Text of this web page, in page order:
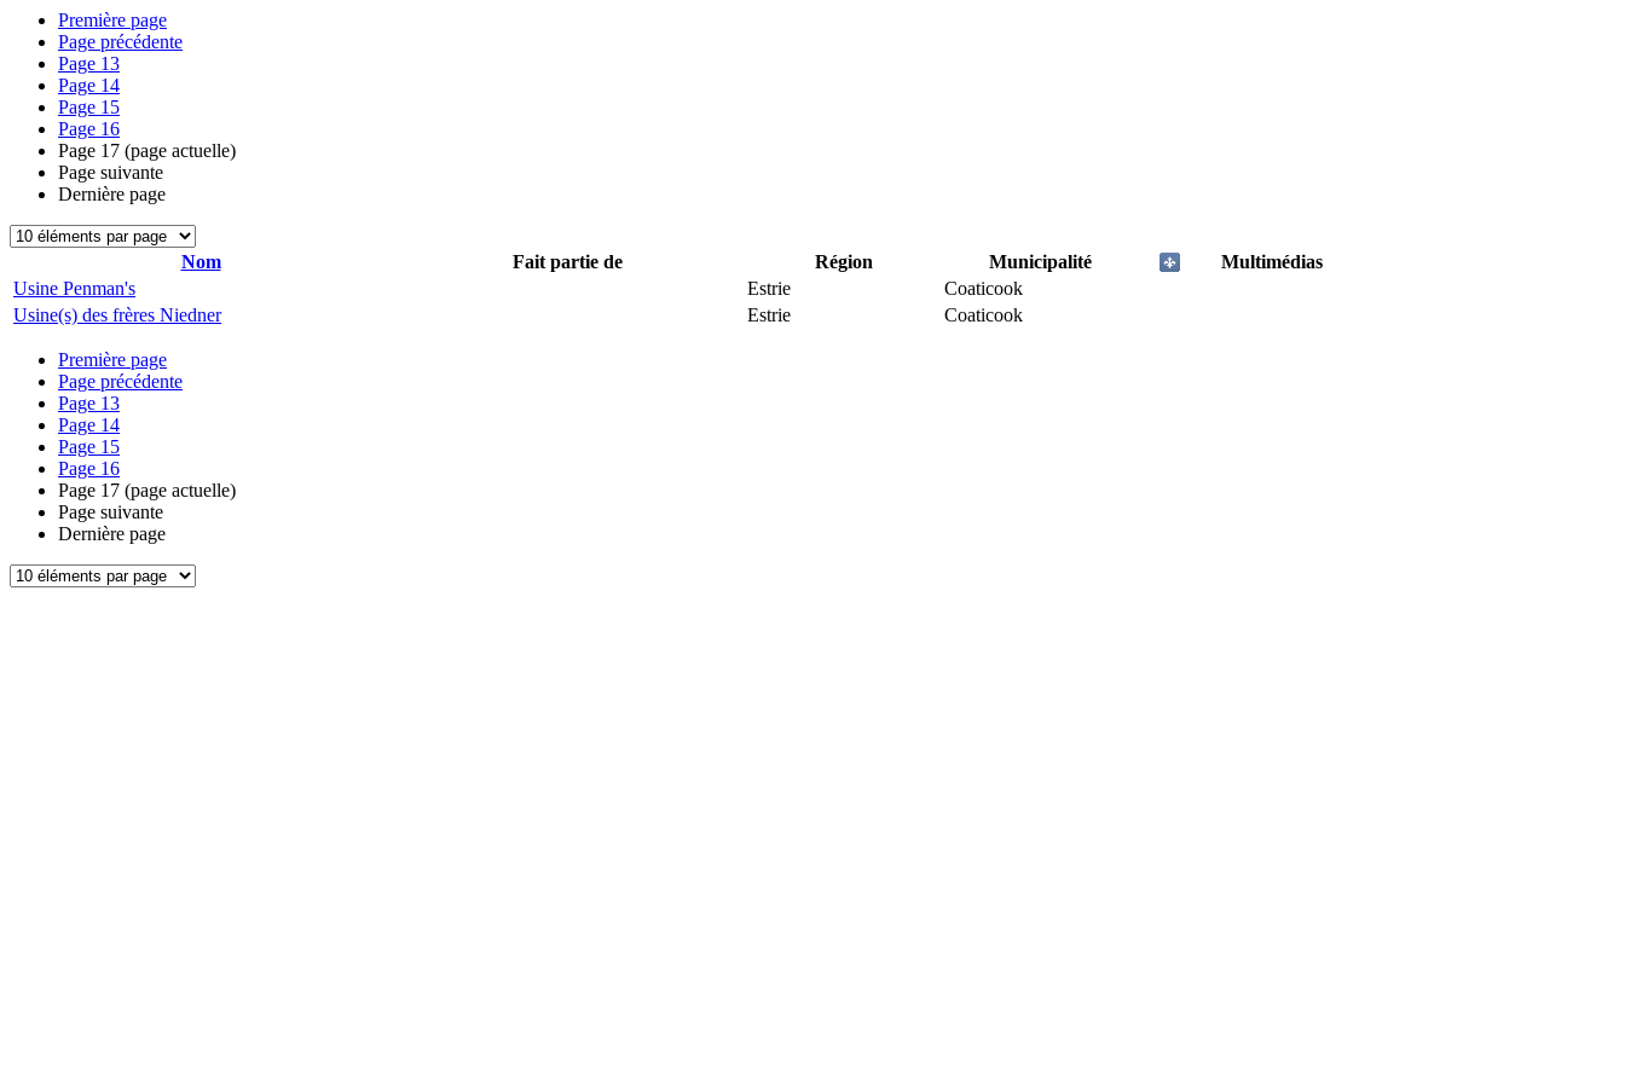
Première page
Page précédente
Page 13
Page 14
Page 15
Page 16
Page 17 (page actuelle)
Page suivante
Dernière page
Nom Fait partie de Région Municipalité
Multimédias
Usine Penman's
Estrie
Coaticook
Usine(s) des frères Niedner
Estrie Coaticook
Première page
Page précédente
Page 13
Page 14
Page 15
Page 16
Page 17 (page actuelle)
Page suivante
Dernière page